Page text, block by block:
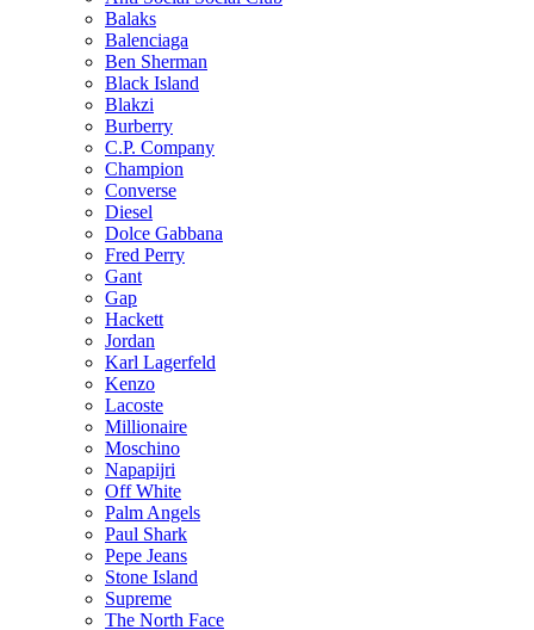
Balaks
Balenciaga
Ben Sherman
Black Island
Blakzi
Burberry
C.P. Company
Champion
Converse
Diesel
Dolce Gabbana
Fred Perry
Gant
Gap
Hackett
Jordan
Karl Lagerfeld
Kenzo
Lacoste
Millionaire
Moschino
Napapijri
Off White
Palm Angels
Paul Shark
Pepe Jeans
Stone Island
Supreme
The North Face